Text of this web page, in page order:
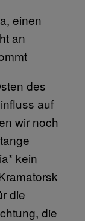
einen
an
des
auf
wir noch
kein
die
die